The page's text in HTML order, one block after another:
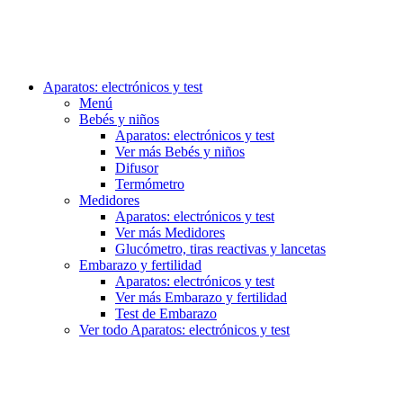
Aparatos: electrónicos y test
Menú
Bebés y niños
Aparatos: electrónicos y test
Ver más Bebés y niños
Difusor
Termómetro
Medidores
Aparatos: electrónicos y test
Ver más Medidores
Glucómetro, tiras reactivas y lancetas
Embarazo y fertilidad
Aparatos: electrónicos y test
Ver más Embarazo y fertilidad
Test de Embarazo
Ver todo Aparatos: electrónicos y test